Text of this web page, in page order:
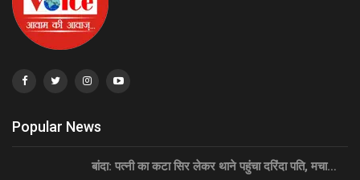
Popular News
बांदा: पत्नी का कटा सिर लेकर थाने पहुंचा दरिंदा पति, मचा…